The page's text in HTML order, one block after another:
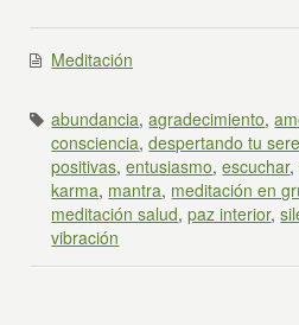
Meditación
abundancia,agradecimiento,
consciencia,despertando tu
positivas,entusiasmo,escuchar,
karma, mantra, meditación en
meditación salud,paz interior,
vibración